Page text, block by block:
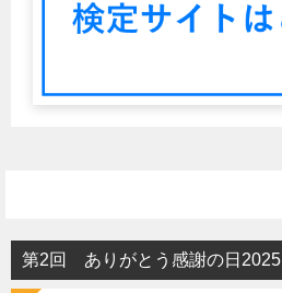
第2回 ありがとう感謝の日2025